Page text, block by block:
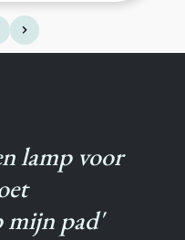
lamp voor
mijn pad'